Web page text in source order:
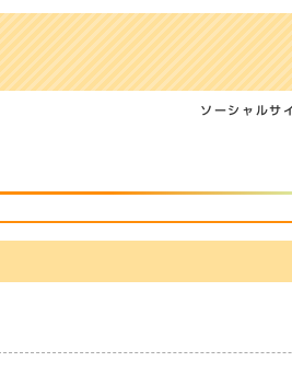
ソーシャルサ